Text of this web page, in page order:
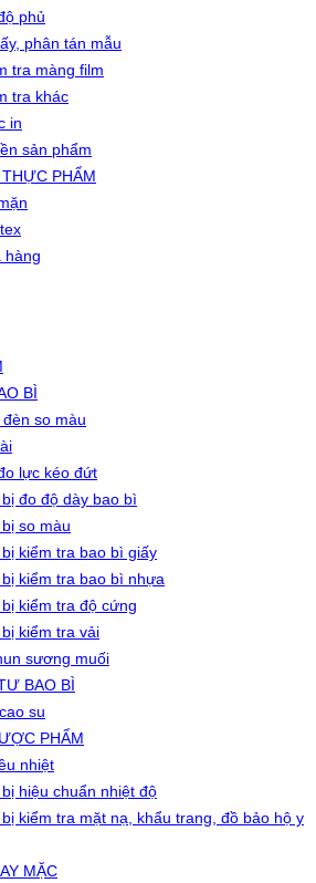
phủ
phân tán mẫu
tra màng film
tra khác
in
sản phẩm
PHẨM
hàng
BÌ
đèn so màu
lực kéo đứt
đo độ dày bao bì
so màu
kiểm tra bao bì giấy
kiểm tra bao bì nhựa
kiểm tra độ cứng
kiểm tra vải
sương muối
BAO BÌ
su
PHẨM
nhiệt
hiệu chuẩn nhiệt độ
kiểm tra mặt nạ, khẩu trang, đồ bảo hộ y
MẶC